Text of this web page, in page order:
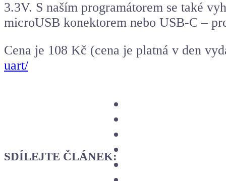
3.3V. S naším programátorem se také
microUSB konektorem nebo USB-C –
Cena je 108 Kč (cena je platná v den
uart/
SDÍLEJTE ČLÁNEK: